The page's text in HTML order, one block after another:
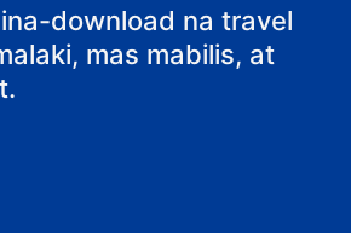
download na travel
mas mabilis, at